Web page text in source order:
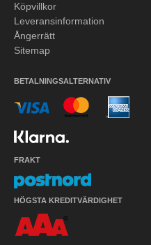
Köpvillkor
Leveransinformation
Ångerrätt
Sitemap
BETALNINGSALTERNATIV
FRAKT
HÖGSTA KREDITVÄRDIGHET